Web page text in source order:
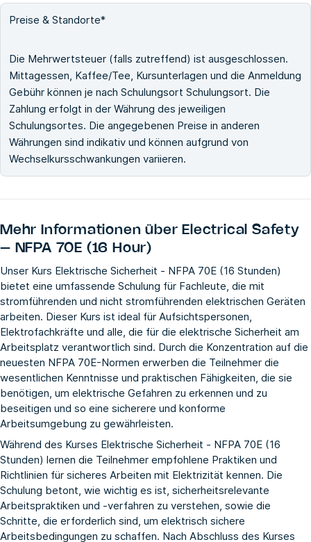
Preise & Standorte*
Die Mehrwertsteuer (falls zutreffend) ist ausgeschlossen.
Mittagessen, Kaffee/Tee, Kursunterlagen und die Anmeldung
Gebühr können je nach Schulungsort Schulungsort. Die
Zahlung erfolgt in der Währung des jeweiligen
Schulungsortes. Die angegebenen Preise in anderen
Währungen sind indikativ und können aufgrund von
Wechselkursschwankungen variieren.
Mehr Informationen über Electrical Safety
– NFPA 70E (16 Hour)
Unser Kurs Elektrische Sicherheit - NFPA 70E (16 Stunden)
bietet eine umfassende Schulung für Fachleute, die mit
stromführenden und nicht stromführenden elektrischen Geräten
arbeiten. Dieser Kurs ist ideal für Aufsichtspersonen,
Elektrofachkräfte und alle, die für die elektrische Sicherheit am
Arbeitsplatz verantwortlich sind. Durch die Konzentration auf die
neuesten NFPA 70E-Normen erwerben die Teilnehmer die
wesentlichen Kenntnisse und praktischen Fähigkeiten, die sie
benötigen, um elektrische Gefahren zu erkennen und zu
beseitigen und so eine sicherere und konforme
Arbeitsumgebung zu gewährleisten.
Während des Kurses Elektrische Sicherheit - NFPA 70E (16
Stunden) lernen die Teilnehmer empfohlene Praktiken und
Richtlinien für sicheres Arbeiten mit Elektrizität kennen. Die
Schulung betont, wie wichtig es ist, sicherheitsrelevante
Arbeitspraktiken und -verfahren zu verstehen, sowie die
Schritte, die erforderlich sind, um elektrisch sichere
Arbeitsbedingungen zu schaffen. Nach Abschluss des Kurses